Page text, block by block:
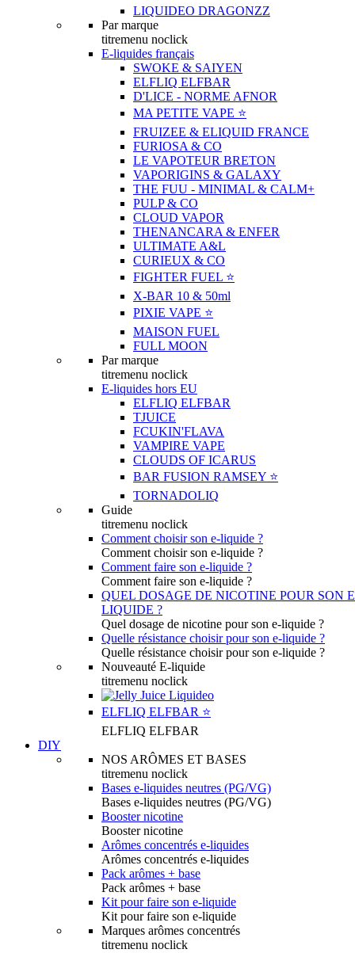
LIQUIDEO DRAGONZZ
Par marque
titremenu noclick
E-liquides français
SWOKE & SAIYEN
ELFLIQ ELFBAR
D'LICE - NORME AFNOR
MA PETITE VAPE ⭐️
FRUIZEE & ELIQUID FRANCE
FURIOSA & CO
LE VAPOTEUR BRETON
VAPORIGINS & GALAXY
THE FUU - MINIMAL & CALM+
PULP & CO
CLOUD VAPOR
THENANCARA & ENFER
ULTIMATE A&L
CURIEUX & CO
FIGHTER FUEL ⭐️
X-BAR 10 & 50ml
PIXIE VAPE ⭐️
MAISON FUEL
FULL MOON
Par marque
titremenu noclick
E-liquides hors EU
ELFLIQ ELFBAR
TJUICE
FCUKIN'FLAVA
VAMPIRE VAPE
CLOUDS OF ICARUS
BAR FUSION RAMSEY ⭐️
TORNADOLIQ
Guide
titremenu noclick
Comment choisir son e-liquide ?
Comment choisir son e-liquide ?
Comment faire son e-liquide ?
Comment faire son e-liquide ?
QUEL DOSAGE DE NICOTINE POUR SON
LIQUIDE ?
Quel dosage de nicotine pour son e-liquide ?
Quelle résistance choisir pour son e-liquide ?
Quelle résistance choisir pour son e-liquide ?
Nouveauté E-liquide
titremenu noclick
ELFLIQ ELFBAR ⭐️
ELFLIQ ELFBAR
DIY
NOS ARÔMES ET BASES
titremenu noclick
Bases e-liquides neutres (PG/VG)
Bases e-liquides neutres (PG/VG)
Booster nicotine
Booster nicotine
Arômes concentrés e-liquides
Arômes concentrés e-liquides
Pack arômes + base
Pack arômes + base
Kit pour faire son e-liquide
Kit pour faire son e-liquide
Marques arômes concentrés
titremenu noclick